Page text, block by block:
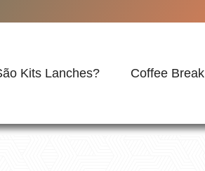
Kits Lanches? Coffee Break